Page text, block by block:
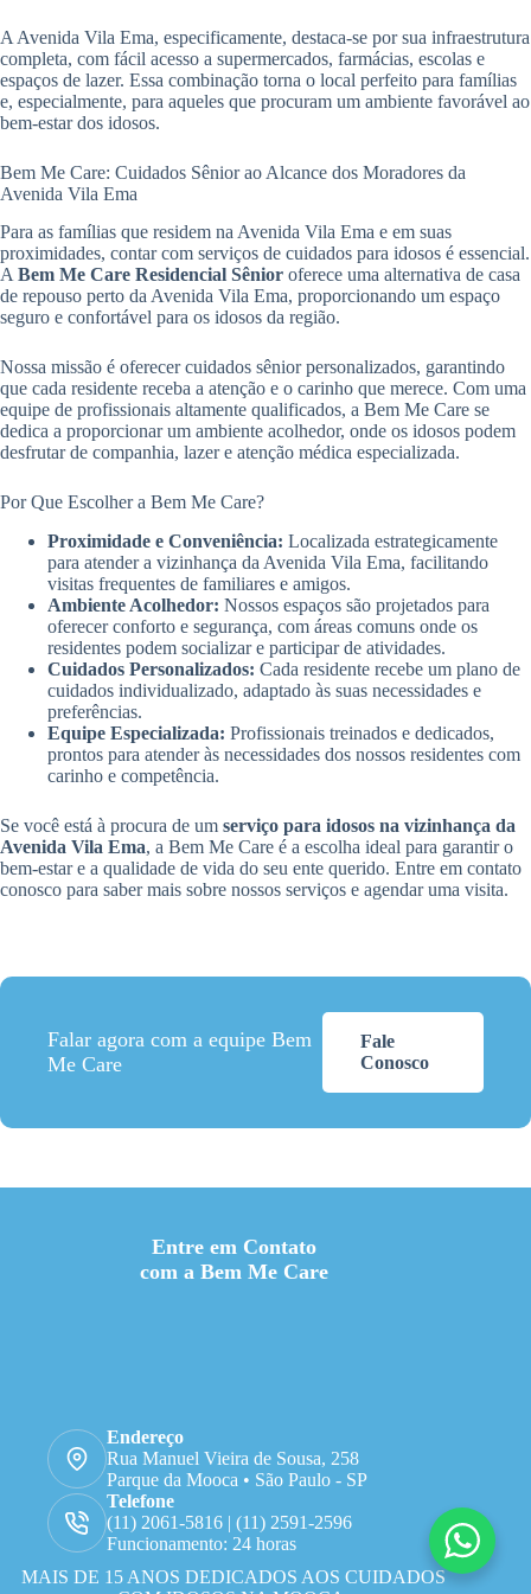
A Avenida Vila Ema, especificamente, destaca-se por sua infraestrutura
completa, com fácil acesso a supermercados, farmácias, escolas e
espaços de lazer. Essa combinação torna o local perfeito para famílias
e, especialmente, para aqueles que procuram um ambiente favorável ao
bem-estar dos idosos.
Bem Me Care: Cuidados Sênior ao Alcance dos Moradores da
Avenida Vila Ema
Para as famílias que residem na Avenida Vila Ema e em suas
proximidades, contar com serviços de cuidados para idosos é essencial.
A Bem Me Care Residencial Sênior oferece uma alternativa de casa
de repouso perto da Avenida Vila Ema, proporcionando um espaço
seguro e confortável para os idosos da região.
Nossa missão é oferecer cuidados sênior personalizados, garantindo
que cada residente receba a atenção e o carinho que merece. Com uma
equipe de profissionais altamente qualificados, a Bem Me Care se
dedica a proporcionar um ambiente acolhedor, onde os idosos podem
desfrutar de companhia, lazer e atenção médica especializada.
Por Que Escolher a Bem Me Care?
Proximidade e Conveniência: Localizada estrategicamente
para atender a vizinhança da Avenida Vila Ema, facilitando
visitas frequentes de familiares e amigos.
Ambiente Acolhedor: Nossos espaços são projetados para
oferecer conforto e segurança, com áreas comuns onde os
residentes podem socializar e participar de atividades.
Cuidados Personalizados: Cada residente recebe um plano de
cuidados individualizado, adaptado às suas necessidades e
preferências.
Equipe Especializada: Profissionais treinados e dedicados,
prontos para atender às necessidades dos nossos residentes com
carinho e competência.
Se você está à procura de um serviço para idosos na vizinhança da
Avenida Vila Ema, a Bem Me Care é a escolha ideal para garantir o
bem-estar e a qualidade de vida do seu ente querido. Entre em contato
conosco para saber mais sobre nossos serviços e agendar uma visita.
Falar agora com a equipe Bem
Me Care
Fale
Conosco
Entre em Contato
com a Bem Me Care
Endereço
Rua Manuel Vieira de Sousa, 258
Parque da Mooca • São Paulo - SP
Telefone
(11) 2061-5816 | (11) 2591-2596
Funcionamento: 24 horas
MAIS DE 15 ANOS DEDICADOS AOS CUIDADOS